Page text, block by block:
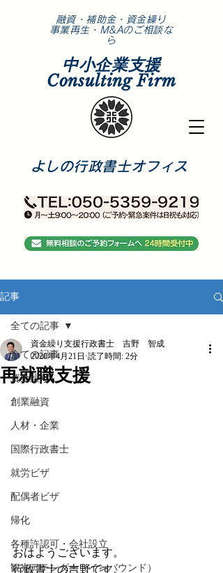
​融資・補助金・資金繰り
事業再生・M&Aのご相談な
ら
中小企業支援
Consulting Firm
​よしの行政書士オフィス
記事
全ての記事
資金繰り
創業融資
人材・企業
国際行政書士
就労ビザ
配偶者ビザ
帰化
各種許認可・会社設立
観光アテンダー（インバウンド）
全ての記事
再就職支援
資金繰り支援行政書士 吉野 智成
2020年4月21日 読了時間: 2分
おはようございます。
行政書士の吉野です。